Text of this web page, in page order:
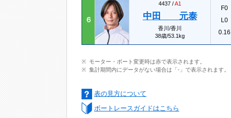
６
4437 /A1
中田 元泰
香川/香川
38歳/53.1kg
F0
L0
0.16
モーター・ボート変更時は赤で表示されます。
集計期間内にデータがない場合は「-」で表示されます。
表の見方について
ボートレースガイドはこちら